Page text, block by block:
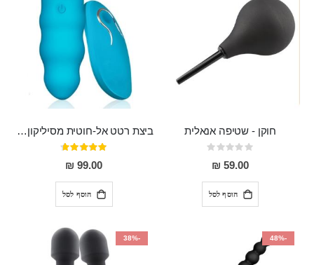
חוקן - שטיפה אנאלית
Rating:
0%
59.00 ₪
הוסף לסל
ביצת רטט אל-חוטית מסיליקון רפואי בגודל של 8 ס"מ ורוחב 3 ס"מ בעלת 20 מהירויות שונות "ENKI"
דירוג:
93%
99.00 ₪
הוסף לסל
-48%
-38%